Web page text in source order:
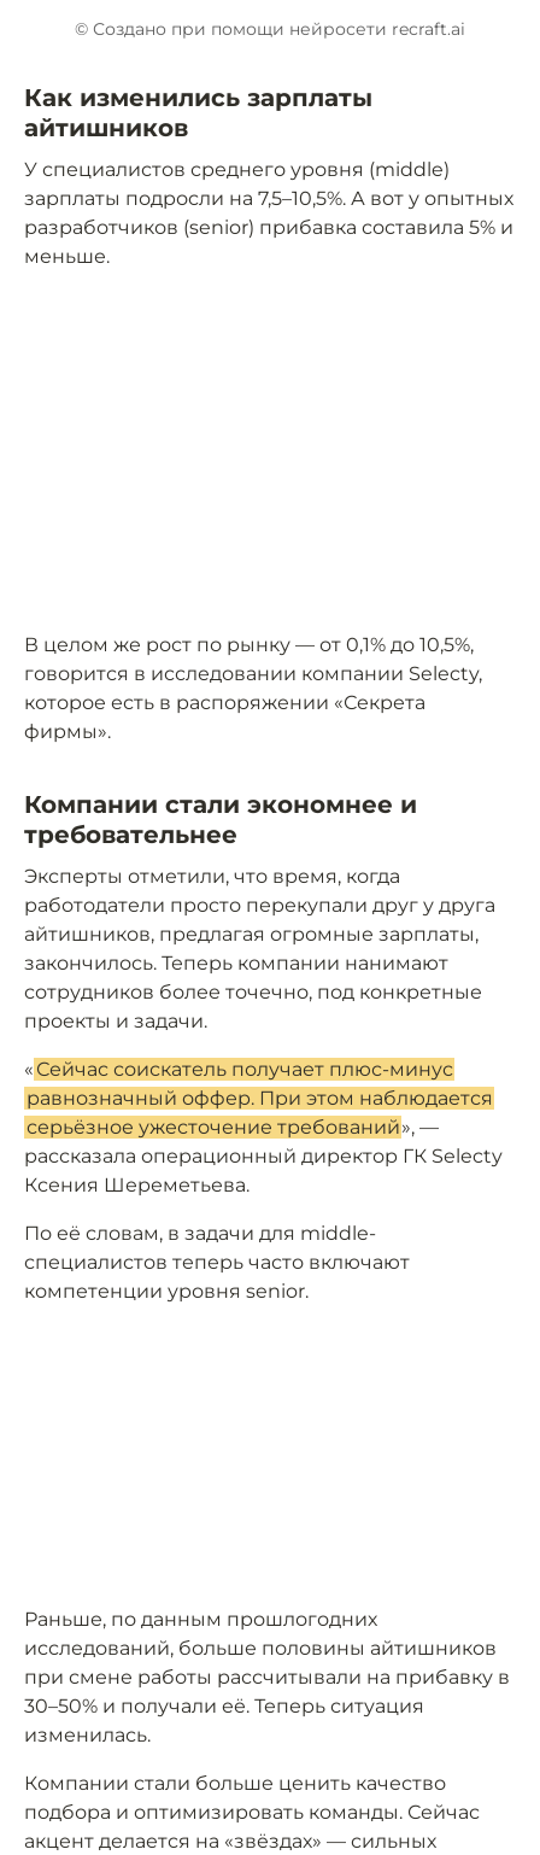
© Создано при помощи нейросети recraft.ai
Как изменились зарплаты
айтишников
У специалистов среднего уровня (middle)
зарплаты подросли на 7,5–10,5%. А вот у опытных
разработчиков (senior) прибавка составила 5% и
меньше.
В целом же рост по рынку — от 0,1% до 10,5%,
говорится в исследовании компании Selecty,
которое есть в распоряжении «Секрета
фирмы».
Компании стали экономнее и
требовательнее
Эксперты отметили, что время, когда
работодатели просто перекупали друг у друга
айтишников, предлагая огромные зарплаты,
закончилось. Теперь компании нанимают
сотрудников более точечно, под конкретные
проекты и задачи.
« Сейчас соискатель получает плюс-минус
равнозначный оффер. При этом наблюдается
серьёзное ужесточение требований», —
рассказала операционный директор ГК Selecty
Ксения Шереметьева.
По её словам, в задачи для middle-
специалистов теперь часто включают
компетенции уровня senior.
Раньше, по данным прошлогодних
исследований, больше половины айтишников
при смене работы рассчитывали на прибавку в
30–50% и получали её. Теперь ситуация
изменилась.
Компании стали больше ценить качество
подбора и оптимизировать команды. Сейчас
акцент делается на «звёздах» — сильных